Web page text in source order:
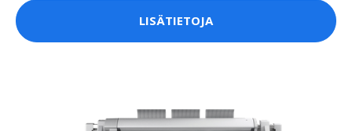
LISÄTIETOJA